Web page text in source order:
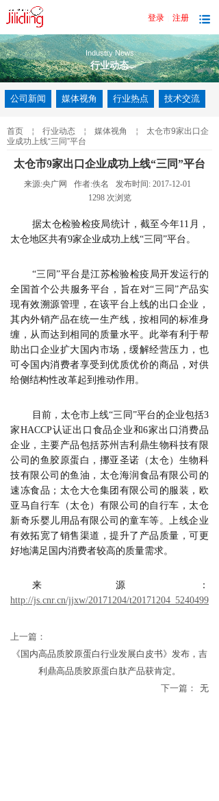
登录 注册
Industry News
行业动态
公司新闻 媒体视角 行业热点 技术交流
首页 ￤ 行业动态 ￤ 媒体视角 ￤
太仓市9家出口企
业成功上线“三同”平台
太仓市9家出口企业成功上线“三同”平台
来源:央广网 作者:佚名 发布时间: 2017-12-01
1298 次浏览
据太仓检验检疫局统计，截至今年11月，
太仓地区共有9家企业成功上线“三同”平台。
“三同”平台是江苏检验检疫局开发运行的
全国首个公共服务平台，旨在对“三同”产品实
现有效溯源管理，在该平台上线的出口企业，
其内外销产品在统一生产线，按相同的标准身
缠，从而达到相同的质量水平。此举有利于帮
助出口企业扩大国内市场，缓解经营压力，也
可令国内消费者享受到优质优价的商品，对供
给侧结构性改革起到推动作用。
目前，太仓市上线“三同”平台的企业包括3
家HACCP认证出口食品企业和6家出口消费品
企业，主要产品包括苏州吉利鼎生物科技有限
公司的鱼胶原蛋白，挪亚圣诺（太仓）生物科
技有限公司的鱼油，太仓海润食品有限公司的
速冻食品；太仓大仓集团有限公司的服装，欧
亚马自行车（太仓）有限公司的自行车，太仓
新奇乐婴儿用品有限公司的童车等。上线企业
有效拓宽了销售渠道，提升了产品质量，可更
好地满足国内消费者较高的质量需求。
来源：
http://js.cnr.cn/jjxw/20171204/
上一篇：
《国内高品质胶原蛋白行业发展白皮书》发布，吉
利鼎高品质胶原蛋白肽产品获肯定。
下一篇：
无